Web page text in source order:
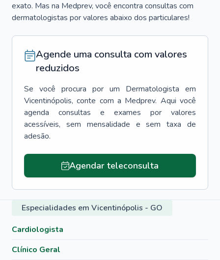
exato. Mas na Medprev, você encontra consultas com
dermatologistas por valores abaixo dos particulares!
Agende uma consulta com valores
reduzidos
Se você procura por um Dermatologista em
Vicentinópolis, conte com a Medprev. Aqui você
agenda consultas e exames por valores
acessíveis, sem mensalidade e sem taxa de
adesão.
Agendar teleconsulta
Especialidades em Vicentinópolis - GO
Cardiologista
Clínico Geral